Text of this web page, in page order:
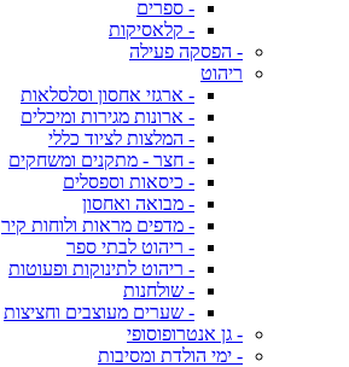
- ספרים
- קלאסיקות
- הפסקה פעילה
ריהוט
- ארגזי אחסון וסלסלאות
- ארונות מגירות ומיכלים
- המלצות לציוד כללי
- חצר - מתקנים ומשחקים
- כיסאות וספסלים
- מבואה ואחסון
- מדפים מראות ולוחות קיר
- ריהוט לבתי ספר
- ריהוט לתינוקות ופעוטות
- שולחנות
- שערים מעוצבים וחציצות
- גן אנטרופוסופי
- ימי הולדת ומסיבות